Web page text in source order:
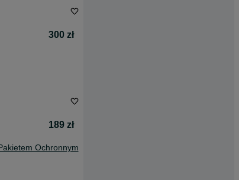
300 zł
189 zł
Ochronnym